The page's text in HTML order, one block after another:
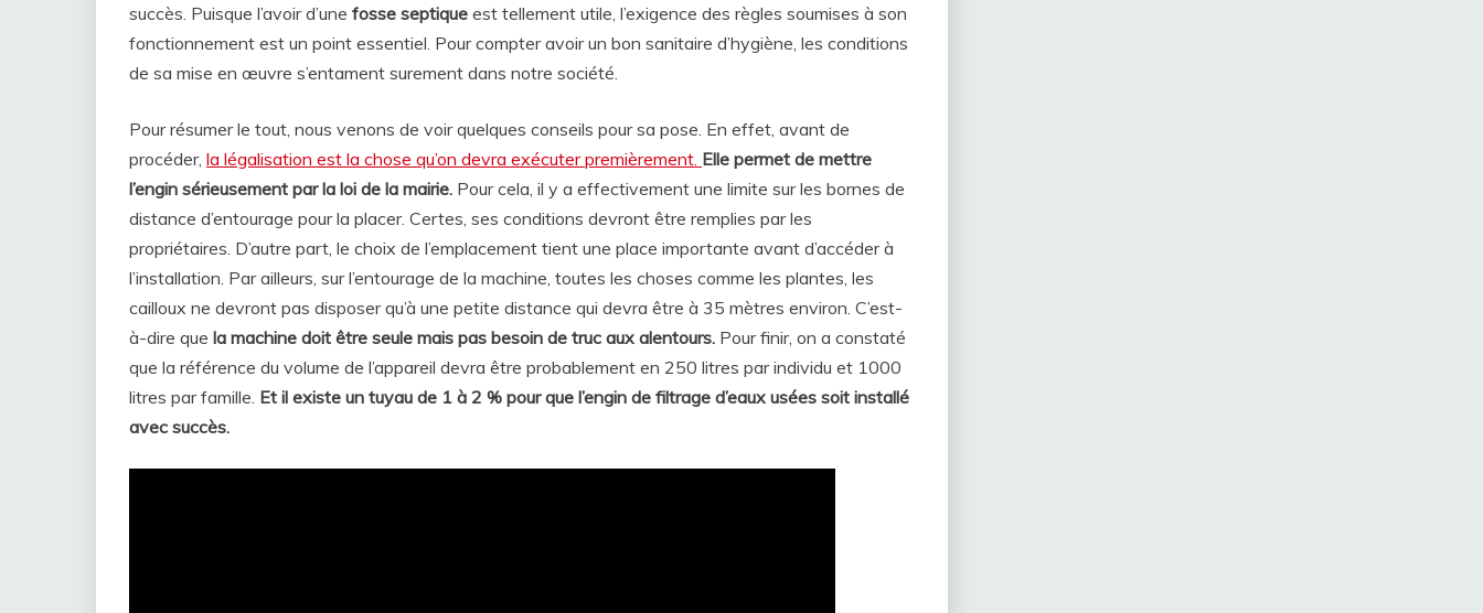
succès. Puisque l’avoir d’une fosse septique est tellement utile, l’exigence des règles soumises à son
fonctionnement est un point essentiel. Pour compter avoir un bon sanitaire d’hygiène, les conditions
de sa mise en œuvre s’entament surement dans notre société.
Pour résumer le tout, nous venons de voir quelques conseils pour sa pose. En effet, avant de
procéder, la légalisation est la chose qu’on devra exécuter premièrement. Elle permet de mettre
l’engin sérieusement par la loi de la mairie. Pour cela, il y a effectivement une limite sur les bornes de
distance d’entourage pour la placer. Certes, ses conditions devront être remplies par les
propriétaires. D’autre part, le choix de l’emplacement tient une place importante avant d’accéder à
l’installation. Par ailleurs, sur l’entourage de la machine, toutes les choses comme les plantes, les
cailloux ne devront pas disposer qu’à une petite distance qui devra être à 35 mètres environ. C’est-
à-dire que la machine doit être seule mais pas besoin de truc aux alentours. Pour finir, on a constaté
que la référence du volume de l’appareil devra être probablement en 250 litres par individu et 1000
litres par famille. Et il existe un tuyau de 1 à 2 % pour que l’engin de filtrage d’eaux usées soit installé
avec succès.